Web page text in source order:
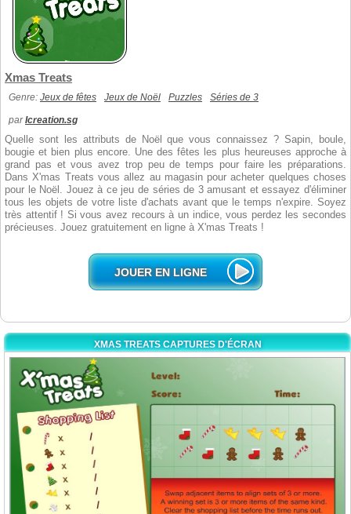
Xmas Treats
Genre: Jeux de fêtes Jeux de Noël Puzzles Séries de 3
parIcreation.sg
Quelle sont les attributs de Noël que vous connaissez ? Sapin, boule,
bougie et bien plus encore. Une des fêtes les plus heureuses approche à
grand pas et vous avez trop peu de temps pour faire les préparations.
Dans X'mas Treats vous allez au magasin pour acheter quelques choses
pour le Noël. Jouez à ce jeu de séries de 3 amusant et essayez d'éliminer
tous les objets de votre liste d'achats avant que le temps n'expire. Soyez
très attentif ! Si vous avez recours à un indice, vous perdez les secondes
précieuses. Jouez gratuitement en ligne à X'mas Treats !
JOUER EN LIGNE
XMAS TREATS CAPTURES D'ÉCRAN